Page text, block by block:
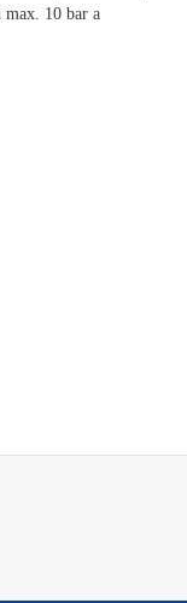
max. 10 bar a